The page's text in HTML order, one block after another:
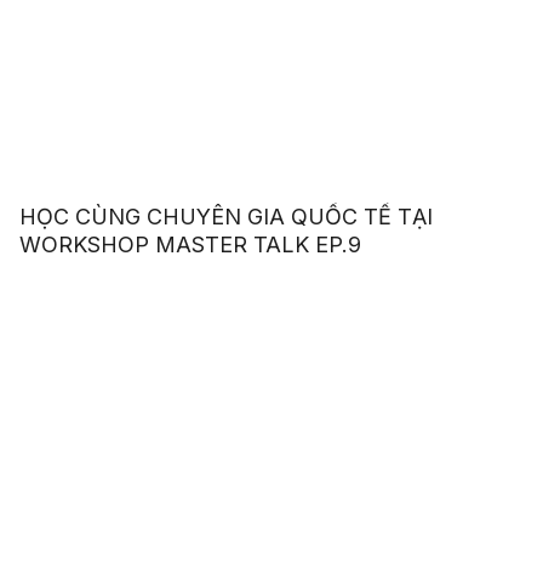
HỌC CÙNG CHUYÊN GIA QUỐC TẾ TẠI
WORKSHOP MASTER TALK EP.9